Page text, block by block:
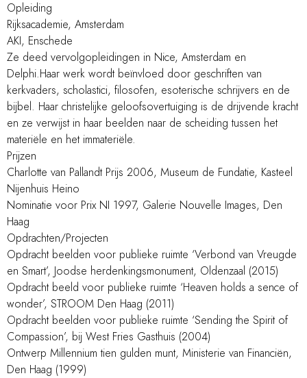
Opleiding
Rijksacademie, Amsterdam
AKI, Enschede
Ze deed vervolgopleidingen in Nice, Amsterdam en
Delphi.Haar werk wordt beïnvloed door geschriften van
kerkvaders, scholastici, filosofen, esoterische schrijvers en de
bijbel. Haar christelijke geloofsovertuiging is de drijvende kracht
en ze verwijst in haar beelden naar de scheiding tussen het
materiële en het immateriële.
Prijzen
Charlotte van Pallandt Prijs 2006, Museum de Fundatie, Kasteel
Nijenhuis Heino
Nominatie voor Prix NI 1997, Galerie Nouvelle Images, Den
Haag
Opdrachten/Projecten
Opdracht beelden voor publieke ruimte ‘Verbond van Vreugde
en Smart’, Joodse herdenkingsmonument, Oldenzaal (2015)
Opdracht beeld voor publieke ruimte ‘Heaven holds a sence of
wonder’, STROOM Den Haag (2011)
Opdracht beelden voor publieke ruimte ‘Sending the Spirit of
Compassion’, bij West Fries Gasthuis (2004)
Ontwerp Millennium tien gulden munt, Ministerie van Financiën,
Den Haag (1999)